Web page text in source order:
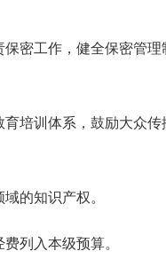
密工作，健全保密管理
培训体系，鼓励大众传
的知识产权。
列入本级预算。